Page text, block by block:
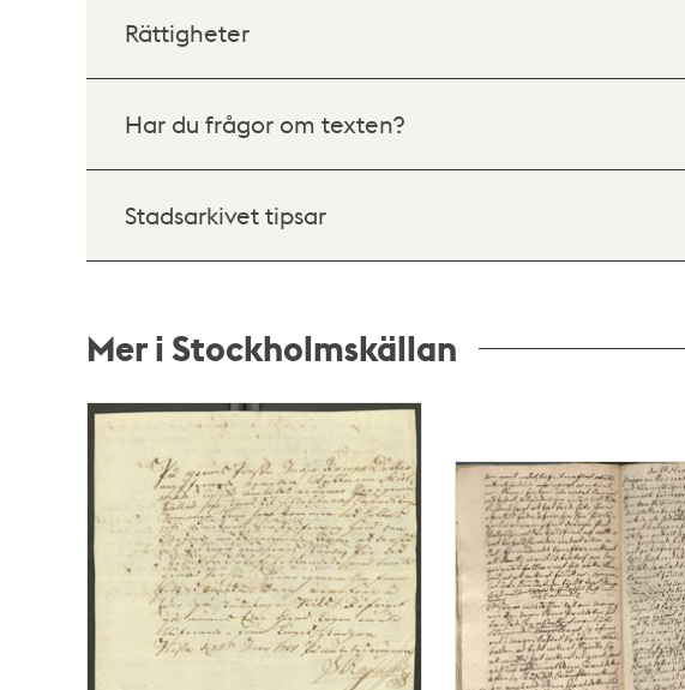
Rättigheter
Har du frågor om texten?
Stadsarkivet tipsar
Mer i Stockholmskällan
Relaterade
teman